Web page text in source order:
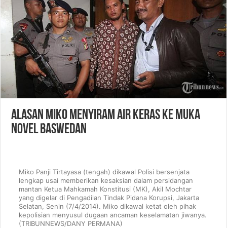
Alasan Miko Menyiram Air Keras ke Muka
Novel Baswedan
Miko Panji Tirtayasa (tengah) dikawal Polisi bersenjata
lengkap usai memberikan kesaksian dalam persidangan
mantan Ketua Mahkamah Konstitusi (MK), Akil Mochtar
yang digelar di Pengadilan Tindak Pidana Korupsi, Jakarta
Selatan, Senin (7/4/2014). Miko dikawal ketat oleh pihak
kepolisian menyusul dugaan ancaman keselamatan jiwanya.
(TRIBUNNEWS/DANY PERMANA)